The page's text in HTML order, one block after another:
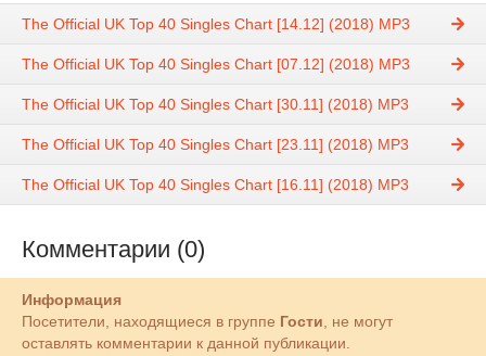
The Official UK Top 40 Singles Chart [14.12] (2018) MP3
The Official UK Top 40 Singles Chart [07.12] (2018) MP3
The Official UK Top 40 Singles Chart [30.11] (2018) MP3
The Official UK Top 40 Singles Chart [23.11] (2018) MP3
The Official UK Top 40 Singles Chart [16.11] (2018) MP3
Комментарии (0)
Информация
Посетители, находящиеся в группе Гости, не могут
оставлять комментарии к данной публикации.